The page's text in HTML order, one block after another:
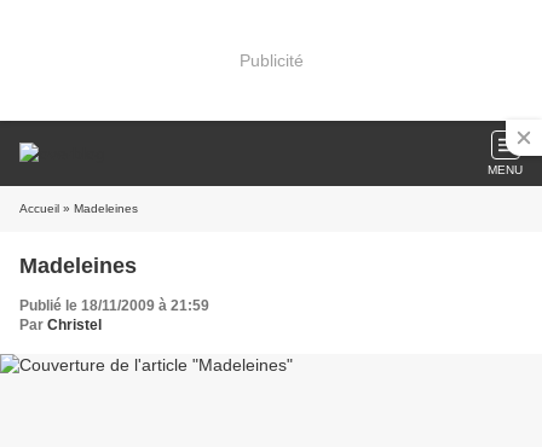
Publicité
MENU
Accueil » Madeleines
Madeleines
Publié le 18/11/2009 à 21:59
Par Christel